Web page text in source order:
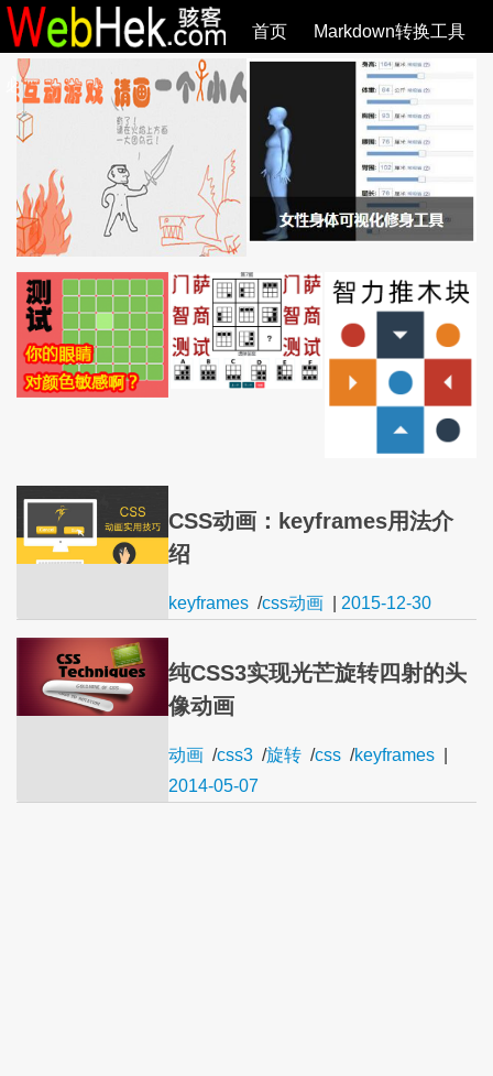
首页 Markdown转换工具
必观作品 SVG教程 SVG手册 全部文章
CSS动画：keyframes用法介
绍
keyframes /css动画 2015-12-30
纯CSS3实现光芒旋转四射的头
像动画
动画 /css3 /旋转 /css /keyframes
2014-05-07